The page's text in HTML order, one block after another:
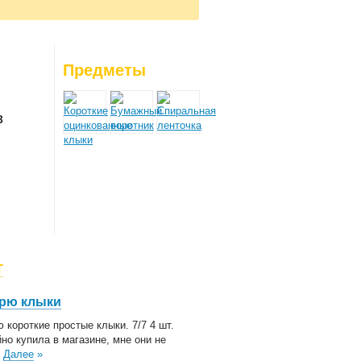
Предметы
клыки
короткие простые клыки. 7/7 4 шт.
купила в магазине, мне они не
Далее »